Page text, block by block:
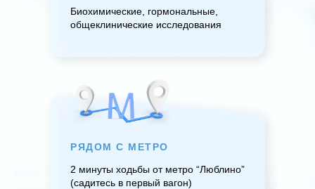
Биохимические, гормональные,
общеклинические исследования
РЯДОМ С МЕТРО
2 минуты ходьбы от метро “Люблино”
(садитесь в первый вагон)